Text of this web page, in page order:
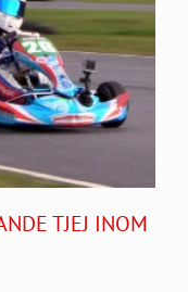
TJEJ INOM